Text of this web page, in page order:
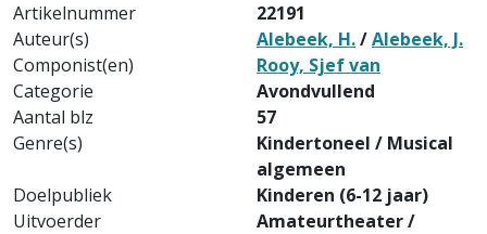
Artikelnummer
22191
Auteur(s)
Alebeek, H./Alebeek, J.
Componist(en)
Rooy, Sjef van
Categorie
Avondvullend
Aantal blz
57
Genre(s)
Kindertoneel / Musical
algemeen
Doelpubliek
Kinderen (6-12 jaar)
Uitvoerder
Amateurtheater /